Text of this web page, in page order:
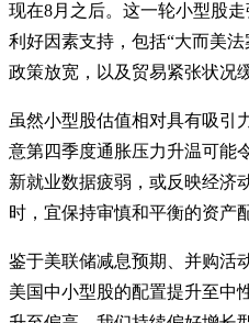
现在8月之后。这一轮小型股
利好因素支持，包括“大而美
政策放宽，以及贸易紧张状况
虽然小型股估值相对具有吸引
意第四季度通胀压力升温可能
新就业数据疲弱，或反映经济
时，宜保持审慎和平衡的资产
鉴于美联储减息预期、并购活
美国中小型股的配置提升至中